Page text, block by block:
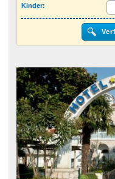
Anderes Land
Kinder: